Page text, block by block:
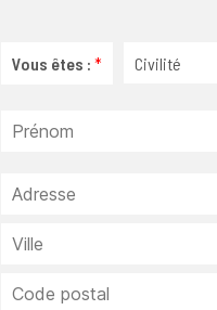
Vous êtes : *